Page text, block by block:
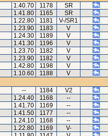
1.40.70 1178
SR
1.41.80 1165
SR
1.22.80 1181
V-/SR1
1.23.90 1183
V
1.24.30 1189
V
1.41.30 1196
V
1.23.70 1182
V
1.23.90 1182
V
1.42.80 1198
V
1.10.60 1188
V
-- 1184
V2
1.24.40 1168
--
1.41.70 1169
--
1.41.50 1177
--
1.24.10 1168
--
1.22.80 1169
V-